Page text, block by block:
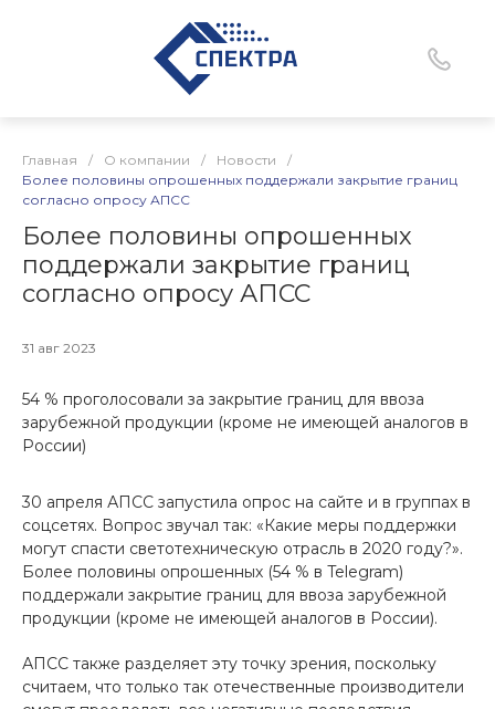
Главная / О компании / Новости
/
Более половины опрошенных поддержали закрытие границ
согласно опросу АПСС
Более половины опрошенных
поддержали закрытие границ
согласно опросу АПСС
31 авг 2023
54 % проголосовали за закрытие границ для ввоза
зарубежной продукции (кроме не имеющей аналогов в
России)
30 апреля АПСС запустила опрос на сайте и в группах в
соцсетях. Вопрос звучал так: «Какие меры поддержки
могут спасти светотехническую отрасль в 2020 году?».
Более половины опрошенных (54 % в Telegram)
поддержали закрытие границ для ввоза зарубежной
продукции (кроме не имеющей аналогов в России).
АПСС также разделяет эту точку зрения, поскольку
считаем, что только так отечественные производители